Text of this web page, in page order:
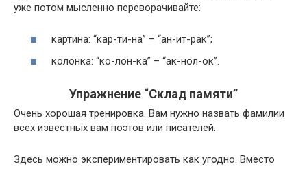
уже потом мысленно переворачивайте:
картина: “кар-ти-на” – “ан-ит-рак”;
колонка: “ко-лон-ка” – “ак-нол-ок”.
Упражнение “Склад памяти”
Очень хорошая тренировка. Вам нужно назвать фамилии
всех известных вам поэтов или писателей.
Здесь можно экспериментировать как угодно. Вместо